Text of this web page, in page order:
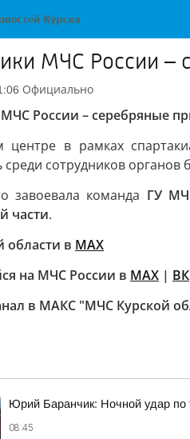
МЧС России –
Официально
России – серебряные
центре в рамках
сотрудников органов
завоевала команда ГУ
части.
области в MAX
на МЧС России в MAX | ВК
в МАКС "МЧС Курской
Юрий Баранчик: Ночной удар по
08:45